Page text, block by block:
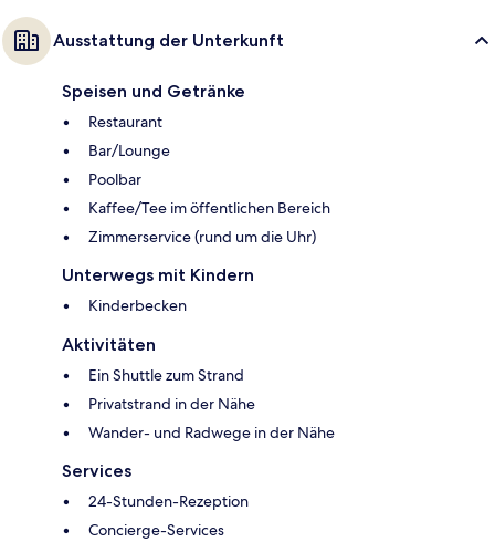
Ausstattung der Unterkunft
Speisen und Getränke
Restaurant
Bar/Lounge
Poolbar
Kaffee/Tee im öffentlichen Bereich
Zimmerservice (rund um die Uhr)
Unterwegs mit Kindern
Kinderbecken
Aktivitäten
Ein Shuttle zum Strand
Privatstrand in der Nähe
Wander- und Radwege in der Nähe
Services
24-Stunden-Rezeption
Concierge-Services